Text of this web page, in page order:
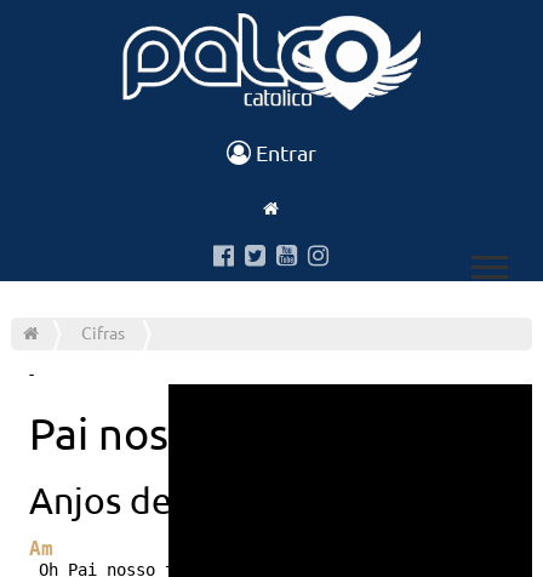
Entrar
Cifras
-
Pai nosso tu que estas
Anjos de resgate
Am